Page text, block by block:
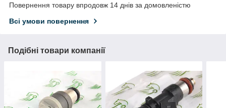
Повернення товару впродовж 14 днів за домовленістю
Всі умови повернення
Подібні товари компанії